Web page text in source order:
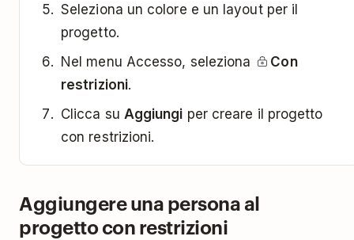
Seleziona un colore e un layout per il
progetto.
Nel menu Accesso, seleziona
Con
restrizioni.
Clicca su Aggiungi per creare il progetto
con restrizioni.
Aggiungere una persona al
progetto con restrizioni